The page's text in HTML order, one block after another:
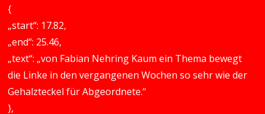
{
„start“: 17.82,
„end“: 25.46,
„text“: „von Fabian Nehring Kaum ein Thema bewegt
die Linke in den vergangenen Wochen so sehr wie der
Gehalzteckel für Abgeordnete.“
},